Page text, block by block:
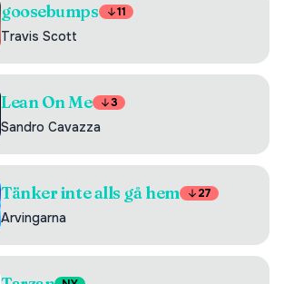
goosebumps 11
Travis Scott
Lean On Me 3
Sandro Cavazza
Tänker inte alls gå hem 27
Arvingarna